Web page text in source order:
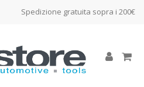
Spedizione gratuita sopra i 200€